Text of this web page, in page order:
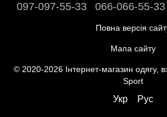
097-097-55-33 066-066-55-33
Повна версія
Мапа сайту
© 2020-2026 Інтернет-магазин одягу,
Sport
Укр Рус